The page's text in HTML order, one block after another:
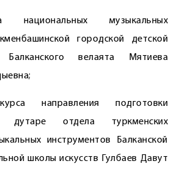
национальных музыкальных
городской детской
велаята Мятиева
направления подготовки
дутаре отдела туркменских
инструментов Балканской
школы искусств Гулбаев Давут